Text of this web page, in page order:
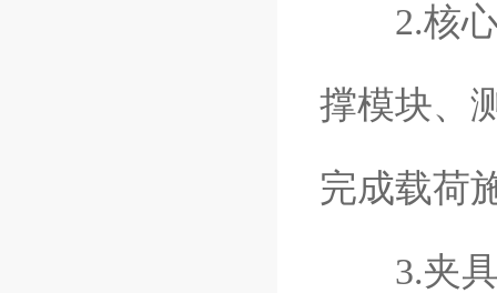
2.核心
撑模块、
完成载荷
3.夹具